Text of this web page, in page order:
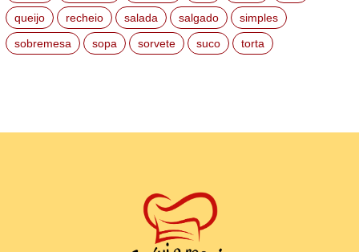
queijo
recheio salada salgado
simples
sobremesa
sopa sorvete suco torta